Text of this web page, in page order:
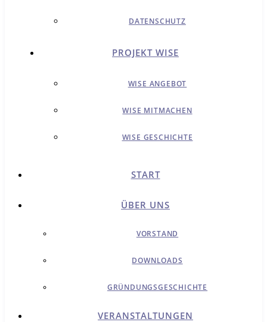
DATENSCHUTZ
PROJEKT WISE
WISE ANGEBOT
WISE MITMACHEN
WISE GESCHICHTE
START
ÜBER UNS
VORSTAND
DOWNLOADS
GRÜNDUNGSGESCHICHTE
VERANSTALTUNGEN